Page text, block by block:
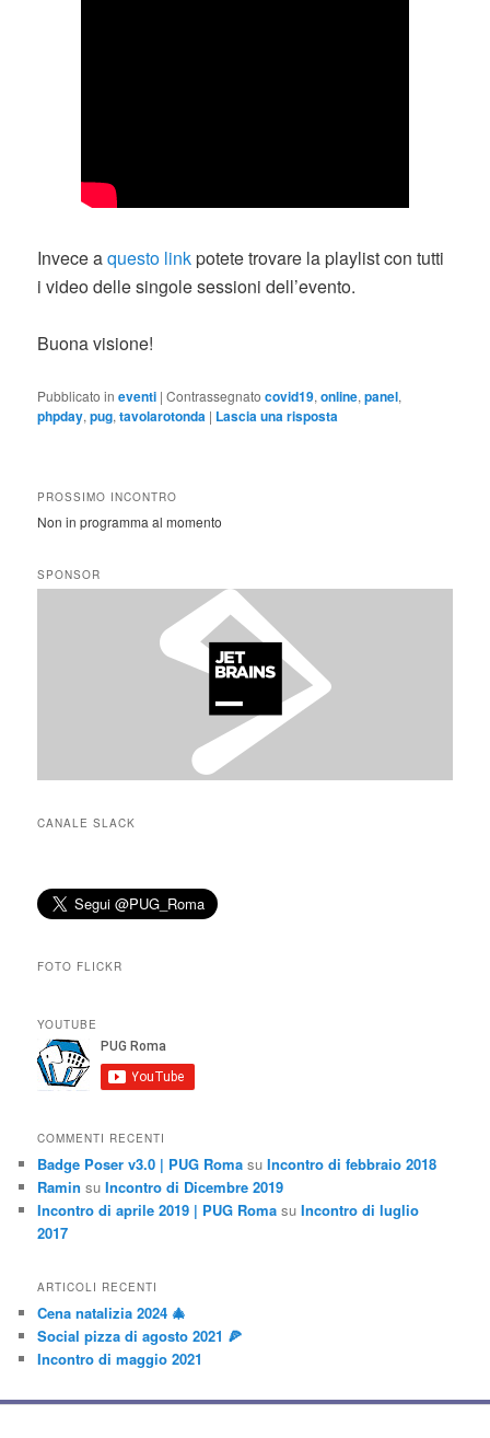
Invece aquesto linkpotete trovare la playlist con tutti
i video delle singole sessioni dell’evento.
Buona visione!
Pubblicato in eventi |Contrassegnato covid19,online,panel,
phpday,pug,tavolarotonda | Lascia una risposta
PROSSIMO INCONTRO
Non in programma al momento
SPONSOR
CANALE SLACK
FOTO FLICKR
YOUTUBE
COMMENTI RECENTI
Badge Poser v3.0 | PUG Roma suIncontro di febbraio 2018
Ramin suIncontro di Dicembre 2019
Incontro di aprile 2019 | PUG Roma suIncontro di luglio
2017
ARTICOLI RECENTI
Cena natalizia 2024 🎄
Social pizza di agosto 2021 🍕
Incontro di maggio 2021